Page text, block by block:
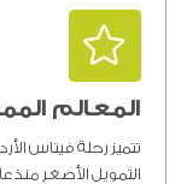
المعالم
تتميز رحلة فيتاس